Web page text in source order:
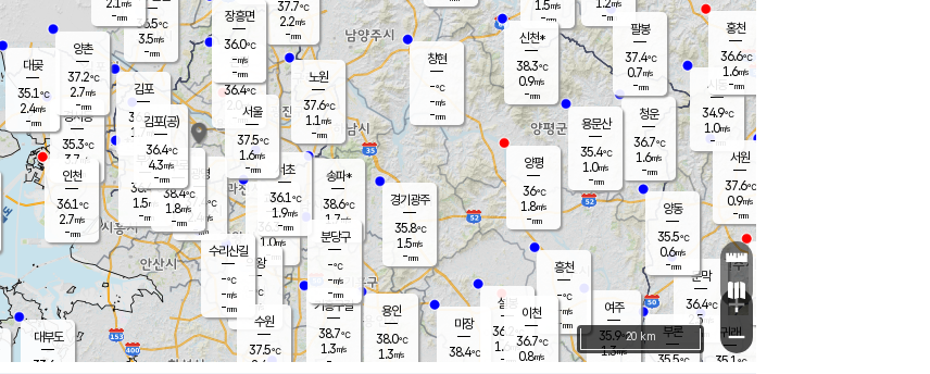
문막
36.4℃
2.5m/s
mm
1.5m/s
-mm
부론
35.5℃
과천
36.3℃
1.0m/s
- mm
m/s
-mm
청운
36.7℃
1.6m/s
-mm
팔봉
37.4℃
0.7m/s
-mm
용인
38.0℃
1.3m/s
여주
35.9℃
1.3m/s
양동
35.5℃
0.6m/s
-mm
경기광주
35.8℃
1.5m/s
-mm
대부도
33.6
경서동
35.3℃
3.7 m/s
-mm
36.5℃
3.5m/s
-mm
대곶
35.1℃
2.4m/s
-mm
신천*
38.3℃
0.9m/s
-mm
창현
-℃
-m/s
-mm
m/s
-mm
흥천
-℃
-m/s
-mm
마장
38.4℃
의왕
- ℃
m/s
mm
김포
36.8℃
1.7 m/s
mm
설봉
36.2
1.6 m/s
- mm
광명
37.4 ℃
2.4 m/s
-mm
부천
36.4℃
1.5m/s
-mm
양촌
37.2℃
2.7m/s
-mm
구로
38.4℃
1.8m/s
-mm
은평
36.4℃
2.0 m/s
- mm
노원
37.6℃
1.1 m/s
-mm
송파*
38.6℃
1.7m/s
-mm
서초
36.1℃
1.9m/s
-mm
37.7℃
2.2m/s
-mm
기흥구갈
38.7℃
1.3m/s
-
수리산길
-℃
-m/s
-mm
분당구
-℃
-m/s
-mm
장흥면
36.0℃
-m/s
-mm
시동
34.9℃
1.0m/s
- mm
귀래
35.1 ℃
서원
37.6℃
0.9m/s
-mm
용문산
35.4℃
1.0m/s
-mm
김포(공)
36.4℃
4.3m/s
-mm
홍천
36.6℃
1.6m/s
-mm
이천
36.7℃
0.8m/s
양평
36℃
1.8m/s
-mm
수원
37.5℃
2.4 m/s
인천
36.1℃
2.7m/s
-mm
서울
37.5℃
1.6m/s
-mm
+
−
20 km